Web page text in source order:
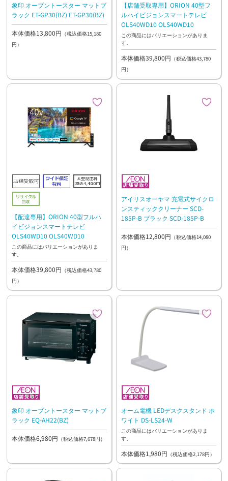
象印 オーブントースター マットブ
ラック ET-GP30(BZ) ET-GP30(BZ)
本体価格13,800円 （税込価格15,180
円）
【店舗受取専用】ORION 40型フ
ルハイビジョンスマートテレビ
OLS40WD10 OLS40WD10
この商品にはバリエーションがありま
す。
本体価格39,800円 （税込価格43,780
円）
【配達専用】ORION 40型フルハ
イビジョンスマートテレビ
OLS40WD10 OLS40WD10
この商品にはバリエーションがありま
す。
本体価格39,800円 （税込価格43,780
円）
アイリスオーヤマ 充電式サイクロ
ンスティッククリーナー SCD-
185P-B ブラック SCD-185P-B
本体価格12,800円 （税込価格14,080
円）
象印 オーブントースター マットブ
ラック EQ-AH22(BZ)
本体価格6,980円 （税込価格7,678円）
オーム電機 LEDデスクスタンド ホ
ワイト DS-LS24-W
この商品にはバリエーションがありま
す。
本体価格1,980円 （税込価格2,178円）